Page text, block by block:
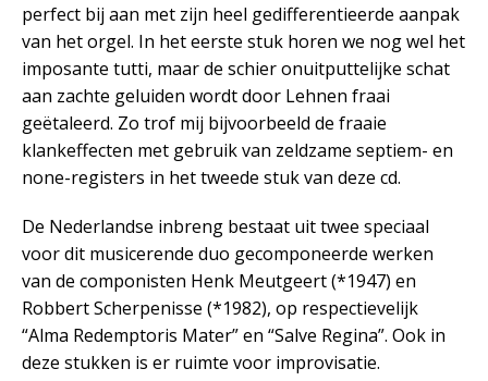
perfect bij aan met zijn heel gedifferentieerde aanpak
van het orgel. In het eerste stuk horen we nog wel het
imposante tutti, maar de schier onuitputtelijke schat
aan zachte geluiden wordt door Lehnen fraai
geëtaleerd. Zo trof mij bijvoorbeeld de fraaie
klankeffecten met gebruik van zeldzame septiem- en
none-registers in het tweede stuk van deze cd.
De Nederlandse inbreng bestaat uit twee speciaal
voor dit musicerende duo gecomponeerde werken
van de componisten Henk Meutgeert (*1947) en
Robbert Scherpenisse (*1982), op respectievelijk
“Alma Redemptoris Mater” en “Salve Regina”. Ook in
deze stukken is er ruimte voor improvisatie.